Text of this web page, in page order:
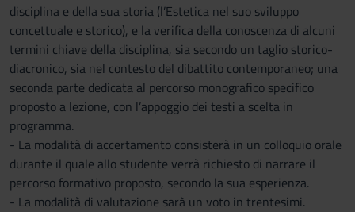
disciplina e della sua storia (l’Estetica nel suo sviluppo
concettuale e storico), e la verifica della conoscenza di alcuni
termini chiave della disciplina, sia secondo un taglio storico-
diacronico, sia nel contesto del dibattito contemporaneo; una
seconda parte dedicata al percorso monografico specifico
proposto a lezione, con l’appoggio dei testi a scelta in
programma.
- La modalità di accertamento consisterà in un colloquio orale
durante il quale allo studente verrà richiesto di narrare il
percorso formativo proposto, secondo la sua esperienza.
- La modalità di valutazione sarà un voto in trentesimi.